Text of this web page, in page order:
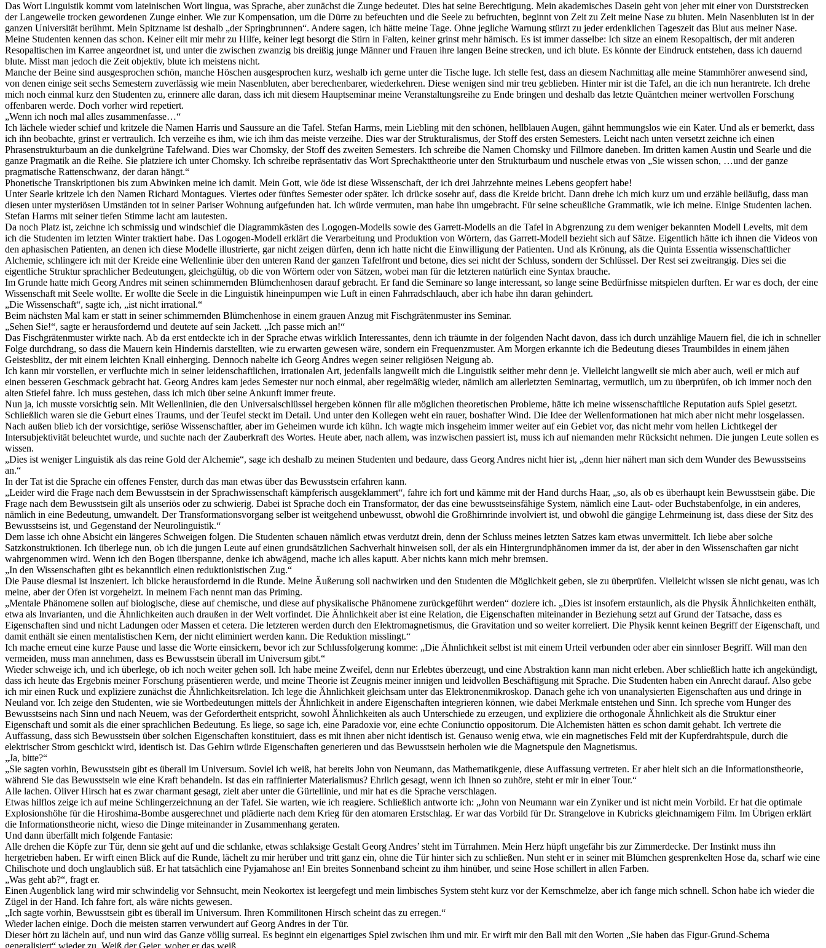
Das Wort Linguistik kommt vom lateinischen Wort lingua, was Sprache, aber zunächst die Zunge bedeutet. Dies hat seine Berechtigung. Mein akademisches Dasein geht von jeher mit einer von Durststrecken
der Langeweile trocken gewordenen Zunge einher. Wie zur Kompensation, um die Dürre zu befeuchten und die Seele zu befruchten, beginnt von Zeit zu Zeit meine Nase zu bluten. Mein Nasenbluten ist in der
ganzen Universität berühmt. Mein Spitzname ist deshalb „der Springbrunnen“. Andere sagen, ich hätte meine Tage. Ohne jegliche Warnung stürzt zu jeder erdenklichen Tageszeit das Blut aus meiner Nase.
Meine Studenten kennen das schon. Keiner eilt mir mehr zu Hilfe, keiner legt besorgt die Stirn in Falten, keiner grinst mehr hämisch. Es ist immer dasselbe: Ich sitze an einem Resopaltisch, der mit anderen
Resopaltischen im Karree angeordnet ist, und unter die zwischen zwanzig bis dreißig junge Männer und Frauen ihre langen Beine strecken, und ich blute. Es könnte der Eindruck entstehen, dass ich dauernd
blute. Misst man jedoch die Zeit objektiv, blute ich meistens nicht.
Manche der Beine sind ausgesprochen schön, manche Höschen ausgesprochen kurz, weshalb ich gerne unter die Tische luge. Ich stelle fest, dass an diesem Nachmittag alle meine Stammhörer anwesend sind,
von denen einige seit sechs Semestern zuverlässig wie mein Nasenbluten, aber berechenbarer, wiederkehren. Diese wenigen sind mir treu geblieben. Hinter mir ist die Tafel, an die ich nun herantrete. Ich drehe
mich noch einmal kurz den Studenten zu, erinnere alle daran, dass ich mit diesem Hauptseminar meine Veranstaltungsreihe zu Ende bringen und deshalb das letzte Quäntchen meiner wertvollen Forschung
offenbaren werde. Doch vorher wird repetiert.
„Wenn ich noch mal alles zusammenfasse…“
Ich lächele wieder schief und kritzele die Namen Harris und Saussure an die Tafel. Stefan Harms, mein Liebling mit den schönen, hellblauen Augen, gähnt hemmungslos wie ein Kater. Und als er bemerkt, dass
ich ihn beobachte, grinst er vertraulich. Ich verzeihe es ihm, wie ich ihm das meiste verzeihe. Dies war der Strukturalismus, der Stoff des ersten Semesters. Leicht nach unten versetzt zeichne ich einen
Phrasenstrukturbaum an die dunkelgrüne Tafelwand. Dies war Chomsky, der Stoff des zweiten Semesters. Ich schreibe die Namen Chomsky und Fillmore daneben. Im dritten kamen Austin und Searle und die
ganze Pragmatik an die Reihe. Sie platziere ich unter Chomsky. Ich schreibe repräsentativ das Wort Sprechakttheorie unter den Strukturbaum und nuschele etwas von „Sie wissen schon, …und der ganze
pragmatische Rattenschwanz, der daran hängt.“
Phonetische Transkriptionen bis zum Abwinken meine ich damit. Mein Gott, wie öde ist diese Wissenschaft, der ich drei Jahrzehnte meines Lebens geopfert habe!
Unter Searle kritzele ich den Namen Richard Montagues. Viertes oder fünftes Semester oder später. Ich drücke sosehr auf, dass die Kreide bricht. Dann drehe ich mich kurz um und erzähle beiläufig, dass man
diesen unter mysteriösen Umständen tot in seiner Pariser Wohnung aufgefunden hat. Ich würde vermuten, man habe ihn umgebracht. Für seine scheußliche Grammatik, wie ich meine. Einige Studenten lachen.
Stefan Harms mit seiner tiefen Stimme lacht am lautesten.
Da noch Platz ist, zeichne ich schmissig und windschief die Diagrammkästen des Logogen-Modells sowie des Garrett-Modells an die Tafel in Abgrenzung zu dem weniger bekannten Modell Levelts, mit dem
ich die Studenten im letzten Winter traktiert habe. Das Logogen-Modell erklärt die Verarbeitung und Produktion von Wörtern, das Garrett-Modell bezieht sich auf Sätze. Eigentlich hätte ich ihnen die Videos von
den aphasischen Patienten, an denen ich diese Modelle illustrierte, gar nicht zeigen dürfen, denn ich hatte nicht die Einwilligung der Patienten. Und als Krönung, als die Quinta Essentia wissenschaftlicher
Alchemie, schlingere ich mit der Kreide eine Wellenlinie über den unteren Rand der ganzen Tafelfront und betone, dies sei nicht der Schluss, sondern der Schlüssel. Der Rest sei zweitrangig. Dies sei die
eigentliche Struktur sprachlicher Bedeutungen, gleichgültig, ob die von Wörtern oder von Sätzen, wobei man für die letzteren natürlich eine Syntax brauche.
Im Grunde hatte mich Georg Andres mit seinen schimmernden Blümchenhosen darauf gebracht. Er fand die Seminare so lange interessant, so lange seine Bedürfnisse mitspielen durften. Er war es doch, der eine
Wissenschaft mit Seele wollte. Er wollte die Seele in die Linguistik hineinpumpen wie Luft in einen Fahrradschlauch, aber ich habe ihn daran gehindert.
„Die Wissenschaft“, sagte ich, „ist nicht irrational.“
Beim nächsten Mal kam er statt in seiner schimmernden Blümchenhose in einem grauen Anzug mit Fischgrätenmuster ins Seminar.
„Sehen Sie!“, sagte er herausfordernd und deutete auf sein Jackett. „Ich passe mich an!“
Das Fischgrätenmuster wirkte nach. Ab da erst entdeckte ich in der Sprache etwas wirklich Interessantes, denn ich träumte in der folgenden Nacht davon, dass ich durch unzählige Mauern fiel, die ich in schneller
Folge durchdrang, so dass die Mauern kein Hindernis darstellten, wie zu erwarten gewesen wäre, sondern ein Frequenzmuster. Am Morgen erkannte ich die Bedeutung dieses Traumbildes in einem jähen
Geistesblitz, der mit einem leichten Knall einherging. Dennoch nabelte ich Georg Andres wegen seiner religiösen Neigung ab.
Ich kann mir vorstellen, er verfluchte mich in seiner leidenschaftlichen, irrationalen Art, jedenfalls langweilt mich die Linguistik seither mehr denn je. Vielleicht langweilt sie mich aber auch, weil er mich auf
einen besseren Geschmack gebracht hat. Georg Andres kam jedes Semester nur noch einmal, aber regelmäßig wieder, nämlich am allerletzten Seminartag, vermutlich, um zu überprüfen, ob ich immer noch den
alten Stiefel fahre. Ich muss gestehen, dass ich mich über seine Ankunft immer freute.
Nun ja, ich musste vorsichtig sein. Mit Wellenlinien, die den Universalschlüssel hergeben können für alle möglichen theoretischen Probleme, hätte ich meine wissenschaftliche Reputation aufs Spiel gesetzt.
Schließlich waren sie die Geburt eines Traums, und der Teufel steckt im Detail. Und unter den Kollegen weht ein rauer, boshafter Wind. Die Idee der Wellenformationen hat mich aber nicht mehr losgelassen.
Nach außen blieb ich der vorsichtige, seriöse Wissenschaftler, aber im Geheimen wurde ich kühn. Ich wagte mich insgeheim immer weiter auf ein Gebiet vor, das nicht mehr vom hellen Lichtkegel der
Intersubjektivität beleuchtet wurde, und suchte nach der Zauberkraft des Wortes. Heute aber, nach allem, was inzwischen passiert ist, muss ich auf niemanden mehr Rücksicht nehmen. Die jungen Leute sollen es
wissen.
„Dies ist weniger Linguistik als das reine Gold der Alchemie“, sage ich deshalb zu meinen Studenten und bedaure, dass Georg Andres nicht hier ist, „denn hier nähert man sich dem Wunder des Bewusstseins
an.“
In der Tat ist die Sprache ein offenes Fenster, durch das man etwas über das Bewusstsein erfahren kann.
„Leider wird die Frage nach dem Bewusstsein in der Sprachwissenschaft kämpferisch ausgeklammert“, fahre ich fort und kämme mit der Hand durchs Haar, „so, als ob es überhaupt kein Bewusstsein gäbe. Die
Frage nach dem Bewusstsein gilt als unseriös oder zu schwierig. Dabei ist Sprache doch ein Transformator, der das eine bewusstseinsfähige System, nämlich eine Laut- oder Buchstabenfolge, in ein anderes,
nämlich in eine Bedeutung, umwandelt. Der Transformationsvorgang selber ist weitgehend unbewusst, obwohl die Großhirnrinde involviert ist, und obwohl die gängige Lehrmeinung ist, dass diese der Sitz des
Bewusstseins ist, und Gegenstand der Neurolinguistik.“
Dem lasse ich ohne Absicht ein längeres Schweigen folgen. Die Studenten schauen nämlich etwas verdutzt drein, denn der Schluss meines letzten Satzes kam etwas unvermittelt. Ich liebe aber solche
Satzkonstruktionen. Ich überlege nun, ob ich die jungen Leute auf einen grundsätzlichen Sachverhalt hinweisen soll, der als ein Hintergrundphänomen immer da ist, der aber in den Wissenschaften gar nicht
wahrgenommen wird. Wenn ich den Bogen überspanne, denke ich abwägend, mache ich alles kaputt. Aber nichts kann mich mehr bremsen.
„In den Wissenschaften gibt es bekanntlich einen reduktionistischen Zug.“
Die Pause diesmal ist inszeniert. Ich blicke herausfordernd in die Runde. Meine Äußerung soll nachwirken und den Studenten die Möglichkeit geben, sie zu überprüfen. Vielleicht wissen sie nicht genau, was ich
meine, aber der Ofen ist vorgeheizt. In meinem Fach nennt man das Priming.
„Mentale Phänomene sollen auf biologische, diese auf chemische, und diese auf physikalische Phänomene zurückgeführt werden“ doziere ich. „Dies ist insofern erstaunlich, als die Physik Ähnlichkeiten enthält,
etwa als Invarianten, und die Ähnlichkeiten auch draußen in der Welt vorfindet. Die Ähnlichkeit aber ist eine Relation, die Eigenschaften miteinander in Beziehung setzt auf Grund der Tatsache, dass es
Eigenschaften sind und nicht Ladungen oder Massen et cetera. Die letzteren werden durch den Elektromagnetismus, die Gravitation und so weiter korreliert. Die Physik kennt keinen Begriff der Eigenschaft, und
damit enthält sie einen mentalistischen Kern, der nicht eliminiert werden kann. Die Reduktion misslingt.“
Ich mache erneut eine kurze Pause und lasse die Worte einsickern, bevor ich zur Schlussfolgerung komme: „Die Ähnlichkeit selbst ist mit einem Urteil verbunden oder aber ein sinnloser Begriff. Will man den
vermeiden, muss man annehmen, dass es Bewusstsein überall im Universum gibt.“
Wieder schweige ich, und ich überlege, ob ich noch weiter gehen soll. Ich habe meine Zweifel, denn nur Erlebtes überzeugt, und eine Abstraktion kann man nicht erleben. Aber schließlich hatte ich angekündigt,
dass ich heute das Ergebnis meiner Forschung präsentieren werde, und meine Theorie ist Zeugnis meiner innigen und leidvollen Beschäftigung mit Sprache. Die Studenten haben ein Anrecht darauf. Also gebe
ich mir einen Ruck und expliziere zunächst die Ähnlichkeitsrelation. Ich lege die Ähnlichkeit gleichsam unter das Elektronenmikroskop. Danach gehe ich von unanalysierten Eigenschaften aus und dringe in
Neuland vor. Ich zeige den Studenten, wie sie Wortbedeutungen mittels der Ähnlichkeit in andere Eigenschaften integrieren können, wie dabei Merkmale entstehen und Sinn. Ich spreche vom Hunger des
Bewusstseins nach Sinn und nach Neuem, was der Gefordertheit entspricht, sowohl Ähnlichkeiten als auch Unterschiede zu erzeugen, und expliziere die orthogonale Ähnlichkeit als die Struktur einer
Eigenschaft und somit als die einer sprachlichen Bedeutung. Es liege, so sage ich, eine Paradoxie vor, eine echte Coniunctio oppositorum. Die Alchemisten hätten es schon damit gehabt. Ich vertrete die
Auffassung, dass sich Bewusstsein über solchen Eigenschaften konstituiert, dass es mit ihnen aber nicht identisch ist. Genauso wenig etwa, wie ein magnetisches Feld mit der Kupferdrahtspule, durch die
elektrischer Strom geschickt wird, identisch ist. Das Gehirn würde Eigenschaften generieren und das Bewusstsein herholen wie die Magnetspule den Magnetismus.
„Ja, bitte?“
„Sie sagten vorhin, Bewusstsein gibt es überall im Universum. Soviel ich weiß, hat bereits John von Neumann, das Mathematikgenie, diese Auffassung vertreten. Er aber hielt sich an die Informationstheorie,
während Sie das Bewusstsein wie eine Kraft behandeln. Ist das ein raffinierter Materialismus? Ehrlich gesagt, wenn ich Ihnen so zuhöre, steht er mir in einer Tour.“
Alle lachen. Oliver Hirsch hat es zwar charmant gesagt, zielt aber unter die Gürtellinie, und mir hat es die Sprache verschlagen.
Etwas hilflos zeige ich auf meine Schlingerzeichnung an der Tafel. Sie warten, wie ich reagiere. Schließlich antworte ich: „John von Neumann war ein Zyniker und ist nicht mein Vorbild. Er hat die optimale
Explosionshöhe für die Hiroshima-Bombe ausgerechnet und plädierte nach dem Krieg für den atomaren Erstschlag. Er war das Vorbild für Dr. Strangelove in Kubricks gleichnamigem Film. Im Übrigen erklärt
die Informationstheorie nicht, wieso die Dinge miteinander in Zusammenhang geraten.
Und dann überfällt mich folgende Fantasie:
Alle drehen die Köpfe zur Tür, denn sie geht auf und die schlanke, etwas schlaksige Gestalt Georg Andres’ steht im Türrahmen. Mein Herz hüpft ungefähr bis zur Zimmerdecke. Der Instinkt muss ihn
hergetrieben haben. Er wirft einen Blick auf die Runde, lächelt zu mir herüber und tritt ganz ein, ohne die Tür hinter sich zu schließen. Nun steht er in seiner mit Blümchen gesprenkelten Hose da, scharf wie eine
Chilischote und doch unglaublich süß. Er hat tatsächlich eine Pyjamahose an! Ein breites Sonnenband scheint zu ihm hinüber, und seine Hose schillert in allen Farben.
„Was geht ab?“, fragt er.
Einen Augenblick lang wird mir schwindelig vor Sehnsucht, mein Neokortex ist leergefegt und mein limbisches System steht kurz vor der Kernschmelze, aber ich fange mich schnell. Schon habe ich wieder die
Zügel in der Hand. Ich fahre fort, als wäre nichts gewesen.
„Ich sagte vorhin, Bewusstsein gibt es überall im Universum. Ihren Kommilitonen Hirsch scheint das zu erregen.“
Wieder lachen einige. Doch die meisten starren verwundert auf Georg Andres in der Tür.
Dieser hört zu lächeln auf, und nun wird das Ganze völlig surreal. Es beginnt ein eigenartiges Spiel zwischen ihm und mir. Er wirft mir den Ball mit den Worten „Sie haben das Figur-Grund-Schema